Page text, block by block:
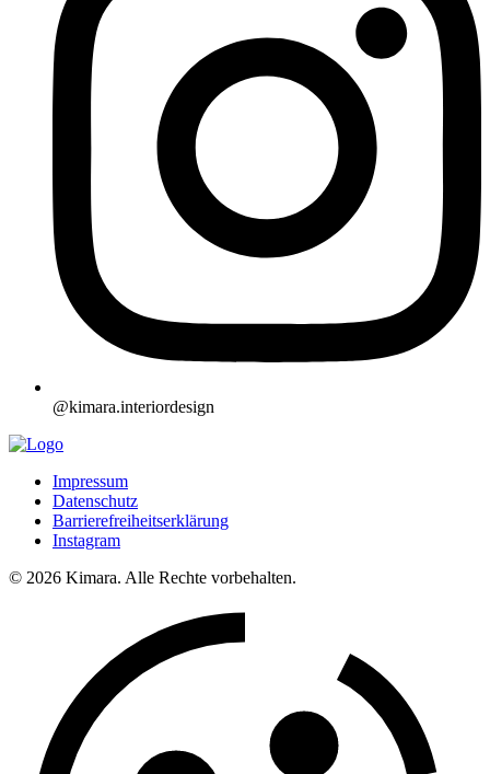
@kimara.interiordesign
Impressum
Datenschutz
Barrierefreiheitserklärung
Instagram
© 2026 Kimara. Alle Rechte vorbehalten.